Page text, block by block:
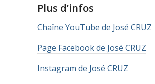
Plus d’infos
Chaîne YouTube de José CRUZ
Page Facebook de José CRUZ
Instagram de José CRUZ